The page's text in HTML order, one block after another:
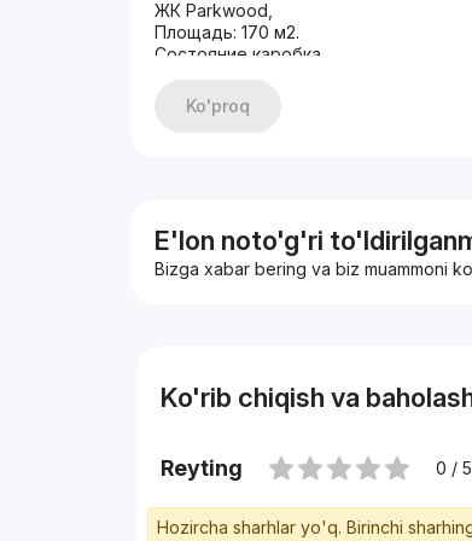
ЖК Parkwood,
Площадь: 170 м2.
Состояние каробка
- Установлена Система
- вытяжка, 3 х фазное
Ko'proq
E'lon noto'g'ri
Bizga xabar bering va biz muammoni
Ko'rib chiqish va
Reyting 0 / 5
Hozircha sharhlar yo'q. Birinchi